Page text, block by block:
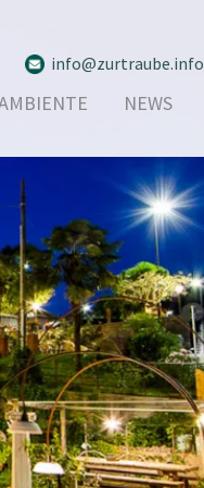
info@zurtraube.info
NEWS